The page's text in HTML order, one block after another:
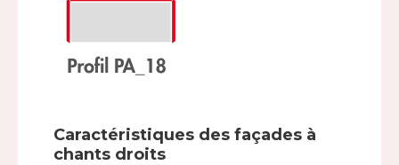
Caractéristiques des façades à
chants droits